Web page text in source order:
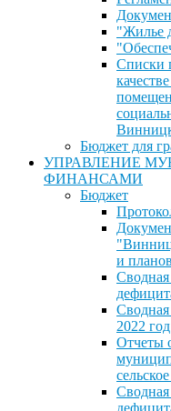
"Жилье
Списки
Бюджет для
УПРАВЛЕНИЕ
ФИНАНСАМИ
Бюджет
и
2022 год
Отчеты